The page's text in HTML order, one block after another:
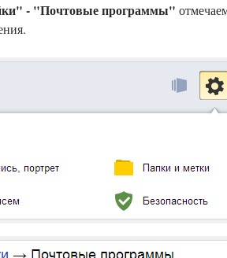
- "Почтовые программы"